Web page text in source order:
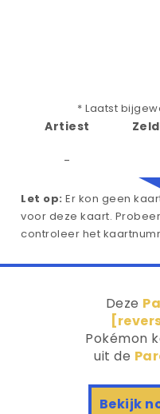
* Laatst
Artiest
-
Let op: Er kon geen
voor deze kaart.
controleer het
Deze
Pokémon
uit de
Bekijk